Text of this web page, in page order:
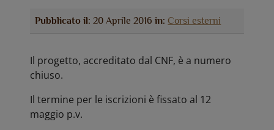
Pubblicato il: 20 Aprile 2016in: Corsi esterni
Il progetto, accreditato dal CNF, è a numero
chiuso.
Il termine per le iscrizioni è fissato al 12
maggio p.v.